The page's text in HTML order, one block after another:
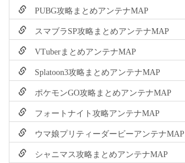
PUBG攻略まとめアンテナMAP
スマブラSP攻略まとめアンテナMAP
VTuberまとめアンテナMAP
Splatoon3攻略まとめアンテナMAP
ポケモンGO攻略まとめアンテナMAP
フォートナイト攻略アンテナMAP
ウマ娘プリティーダービーアンテナMAP
シャニマス攻略まとめアンテナMAP